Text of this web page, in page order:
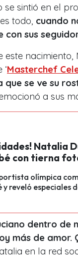
se sintió en el
todo, cuando
sus
este
Masterchef
que se ve su
a sus
Natalia
con tierna
olímpica
y reveló especiales
dentro de
más de amor.
en la red